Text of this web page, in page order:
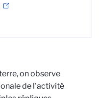
on observe
de l'activité